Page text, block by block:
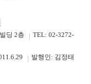
딩 2층
TEL: 02-3272-
발행인: 김정태